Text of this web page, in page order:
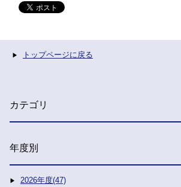
トップページに戻る
カテゴリ
年度別
2026年度(47)